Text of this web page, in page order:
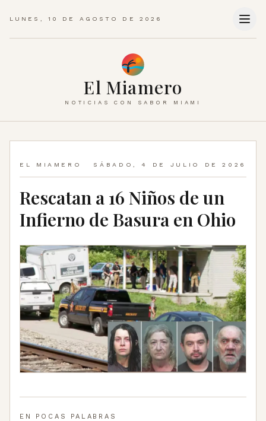
LUNES, 10 DE AGOSTO DE 2026
El Miamero
NOTICIAS CON SABOR MIAMI
EL MIAMERO SÁBADO, 4 DE JULIO DE 2026
Rescatan a 16 Niños de un
Infierno de Basura en Ohio
EN POCAS PALABRAS